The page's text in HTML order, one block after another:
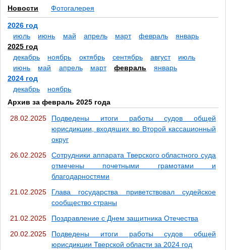
Новости Фотогалерея
2026 год
июль
июнь май апрель март февраль
январь
2025 год
декабрь
ноябрь октябрь сентябрь август
июль
июнь
май апрель март февраль
январь
2024 год
декабрь
ноябрь
Архив за февраль 2025 года
28.02.2025
Подведены итоги работы судов общей
юрисдикции, входящих во Второй кассационный
округ
26.02.2025
Сотрудники аппарата Тверского областного суда
отмечены почетными грамотами и
благодарностями
21.02.2025
Глава государства приветствовал судейское
сообщество страны
21.02.2025
Поздравление с Днем защитника Отечества
20.02.2025
Подведены итоги работы судов общей
юрисдикции Тверской области за 2024 год